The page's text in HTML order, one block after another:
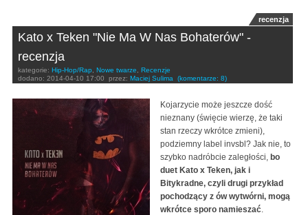
recenzja
Kato x Teken "Nie Ma W Nas Bohaterów" -
recenzja
kategorie: Hip-Hop/Rap Nowe twarze
Recenzje
dodano: 2014-04-10 17:00 przez: Maciej Sulima (komentarze: 8)
Kojarzycie może jeszcze dość
nieznany (święcie wierzę, że taki
stan rzeczy wkrótce zmieni),
podziemny label invsbl? Jak nie, to
szybko nadróbcie zaległości, bo
duet Kato x Teken, jak i
Bitykradne, czyli drugi przykład
pochodzący z ów wytwórni, mogą
wkrótce sporo namieszać